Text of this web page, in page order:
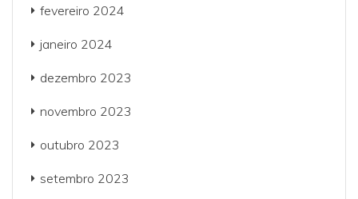
fevereiro 2024
janeiro 2024
dezembro 2023
novembro 2023
outubro 2023
setembro 2023